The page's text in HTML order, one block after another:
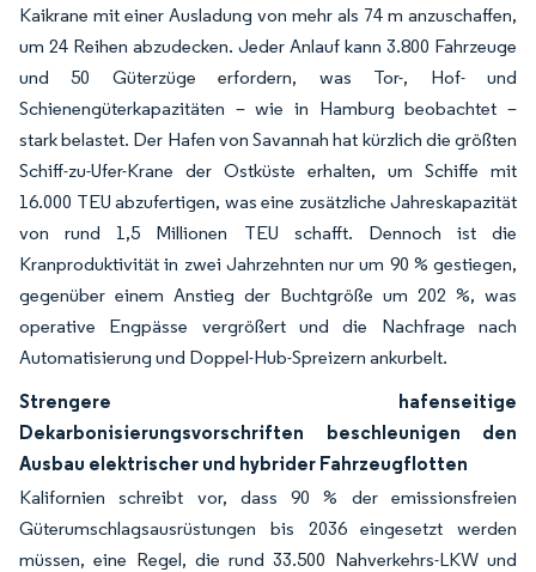
Kaikrane mit einer Ausladung von mehr als 74 m anzuschaffen,
um 24 Reihen abzudecken. Jeder Anlauf kann 3.800 Fahrzeuge
und 50 Güterzüge erfordern, was Tor-, Hof- und
Schienengüterkapazitäten – wie in Hamburg beobachtet –
stark belastet. Der Hafen von Savannah hat kürzlich die größten
Schiff-zu-Ufer-Krane der Ostküste erhalten, um Schiffe mit
16.000 TEU abzufertigen, was eine zusätzliche Jahreskapazität
von rund 1,5 Millionen TEU schafft. Dennoch ist die
Kranproduktivität in zwei Jahrzehnten nur um 90 % gestiegen,
gegenüber einem Anstieg der Buchtgröße um 202 %, was
operative Engpässe vergrößert und die Nachfrage nach
Automatisierung und Doppel-Hub-Spreizern ankurbelt.
Strengere hafenseitige
Dekarbonisierungsvorschriften beschleunigen den
Ausbau elektrischer und hybrider Fahrzeugflotten
Kalifornien schreibt vor, dass 90 % der emissionsfreien
Güterumschlagsausrüstungen bis 2036 eingesetzt werden
müssen, eine Regel, die rund 33.500 Nahverkehrs-LKW und